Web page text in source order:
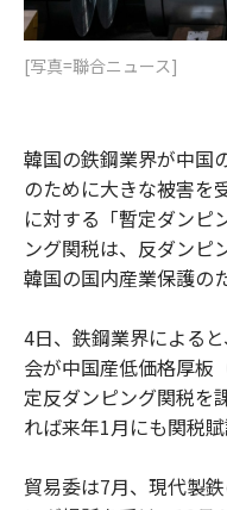
[写真=聯合ニュース]
韓国の鉄鋼業界が中国
のために大きな被害を
に対する「暫定ダンピ
ング関税は、反ダンピ
韓国の国内産業保護の
4日、鉄鋼業界による
会が中国産低価格厚板
定反ダンピング関税を
れば来年1月にも関税
貿易委は7月、現代製